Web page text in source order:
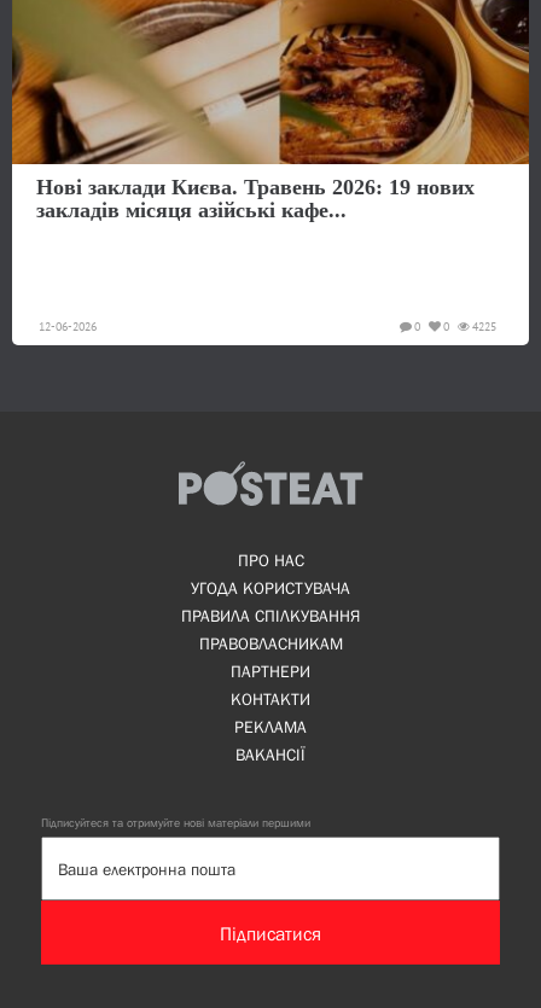
Нові заклади Києва. Травень 2026: 19 нових
закладів місяця азійські кафе...
12-06-2026 4225
0
0
ПРО НАС
УГОДА КОРИСТУВАЧА
ПРАВИЛА СПІЛКУВАННЯ
ПРАВОВЛАСНИКАМ
ПАРТНЕРИ
КОНТАКТИ
РЕКЛАМА
ВАКАНСІЇ
Підписуйтеся та отримуйте нові матеріали першими
Підписатися